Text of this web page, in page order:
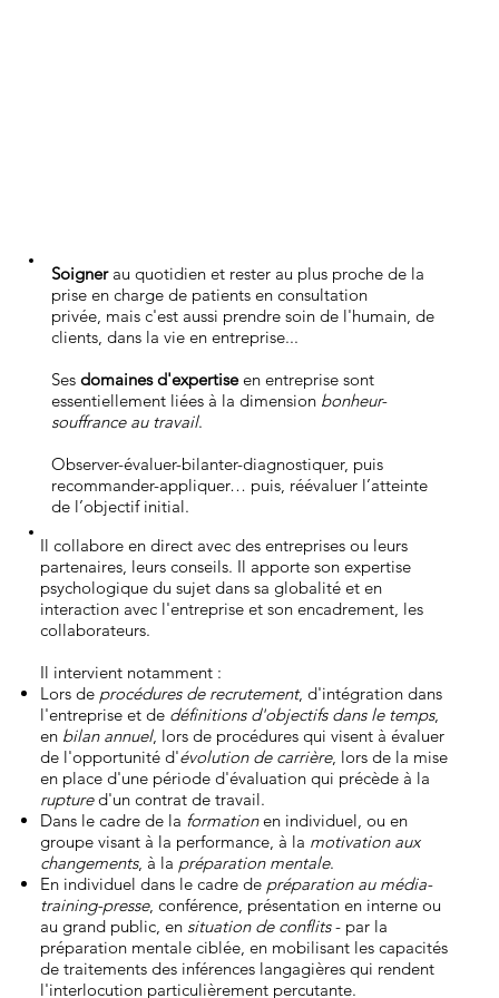
Soigner au quotidien et rester au plus proche de la
prise en charge de patients en consultation
privée, mais c'est aussi prendre soin de l'humain, de
clients, dans la vie en entreprise...
Ses domaines d'expertiseen entreprise sont
essentiellement liées à la dimension bonheur-
souffrance au travail.
Observer-évaluer-bilanter-diagnostiquer, puis
recommander-appliquer… puis, réévaluer l’atteinte
de l’objectif initial.
Il collabore en direct avec des entreprises ou leurs
partenaires, leurs conseils. Il apporte son expertise
psychologique du sujet dans sa globalité et en
interaction avec l'entreprise et son encadrement, les
collaborateurs.
Il intervient notamment :
Lors de procédures de recrutement, d'intégration dans
l'entreprise et de définitions d'objectifs dans le temps,
en bilan annuel, lors de procédures qui visent à évaluer
de l'opportunité d'évolution de carrière, lors de la mise
en place d'une période d'évaluation qui précède à la
ruptured'un contrat de travail.
Dans le cadre de la formationen individuel, ou en
groupe visant à la performance, à la motivation aux
changements, à la préparation mentale.
En individuel dans le cadre de préparation au média-
training-presse, conférence, présentation en interne ou
au grand public, en situation de conflits- par la
préparation mentale ciblée, en mobilisant les capacités
de traitements des inférences langagières qui rendent
l'interlocution particulièrement percutante.